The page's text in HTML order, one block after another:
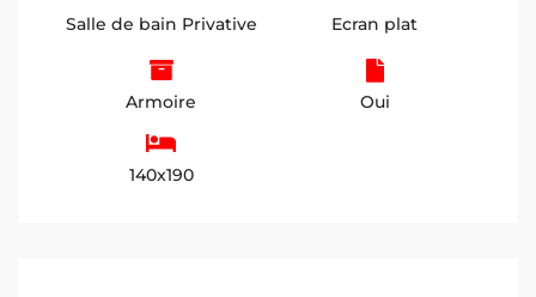
Salle de bain Privative Ecran plat
Armoire Oui
140x190